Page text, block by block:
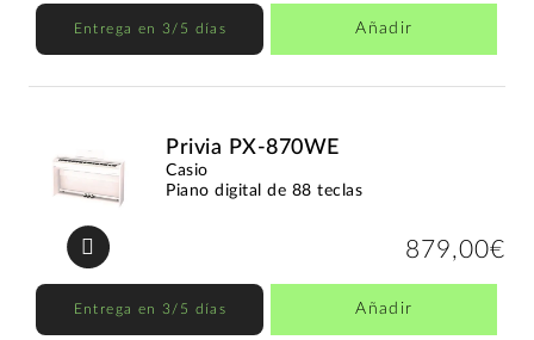
Entrega en 3/5 días Añadir
Privia PX-870WE
Casio
Piano digital de 88 teclas
879,00€
Entrega en 3/5 días Añadir